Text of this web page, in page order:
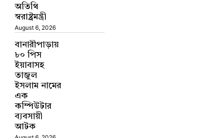
অতিথি
স্বরাষ্ট্রমন্ত্রী
August 6, 2026
বানারীপাড়ায়
৮০ পিস
ইয়াবাসহ
তাজুল
ইসলাম নামের
এক
কম্পিউটার
ব্যবসায়ী
আটক